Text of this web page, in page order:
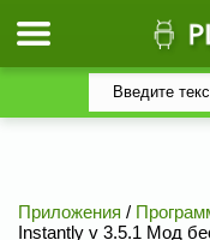
Приложения /
Instantly v 3.5.1 Мод